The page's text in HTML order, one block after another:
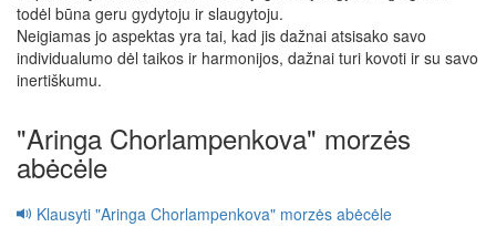
todėl būna geru gydytoju ir slaugytoju.
Neigiamas jo aspektas yra tai, kad jis dažnai atsisako savo
individualumo dėl taikos ir harmonijos, dažnai turi kovoti ir su savo
inertiškumu.
"Aringa Chorlampenkova" morzės
abėcėle
Klausyti "Aringa Chorlampenkova" morzės abėcėle